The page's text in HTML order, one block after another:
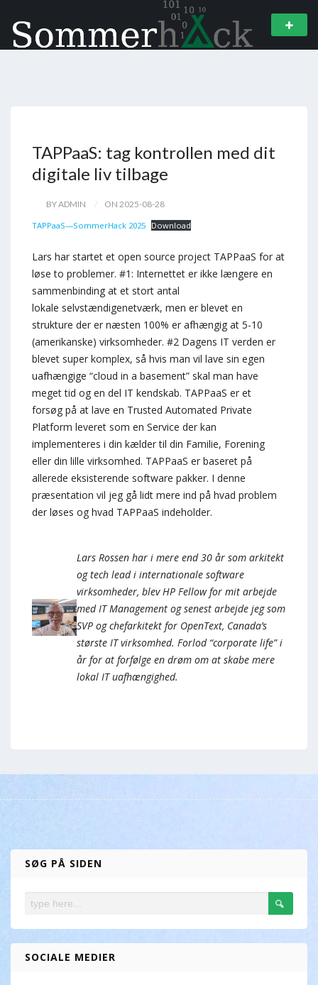
TAPPaaS: tag kontrollen med dit
digitale liv tilbage
BY ADMIN
ON 2025-08-28
TAPPaaS—SommerHack 2025 Download
Lars har startet et open source project TAPPaaS for at
løse to problemer. #1: Internettet er ikke længere en
sammenbinding at et stort antal
lokale selvstændigenetværk, men er blevet en
strukture der er næsten 100% er afhængig at 5-10
(amerikanske) virksomheder. #2 Dagens IT verden er
blevet super komplex, så hvis man vil lave sin egen
uafhængige “cloud in a basement” skal man have
meget tid og en del IT kendskab. TAPPaaS er et
forsøg på at lave en Trusted Automated Private
Platform leveret som en Service der kan
implementeres i din kælder til din Familie, Forening
eller din lille virksomhed. TAPPaaS er baseret på
allerede eksisterende software pakker. I denne
præsentation vil jeg gå lidt mere ind på hvad problem
der løses og hvad TAPPaaS indeholder.
Lars Rossen har i mere end 30 år som arkitekt
og tech lead i internationale software
virksomheder, blev HP Fellow for mit arbejde
med IT Management og senest arbejde jeg som
SVP og chefarkitekt for OpenText, Canada’s
største IT virksomhed. Forlod “corporate life” i
år for at forfølge en drøm om at skabe mere
lokal IT uafhængighed.
SØG PÅ SIDEN
SOCIALE MEDIER